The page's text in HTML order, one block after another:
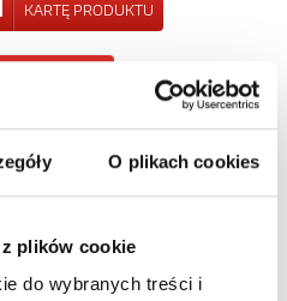
O plikach cookies
plików cookie
do wybranych treści i
KARTĘ PRODUKTU